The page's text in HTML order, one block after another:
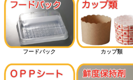
細長パン
カレーパン
フードパック カップ類